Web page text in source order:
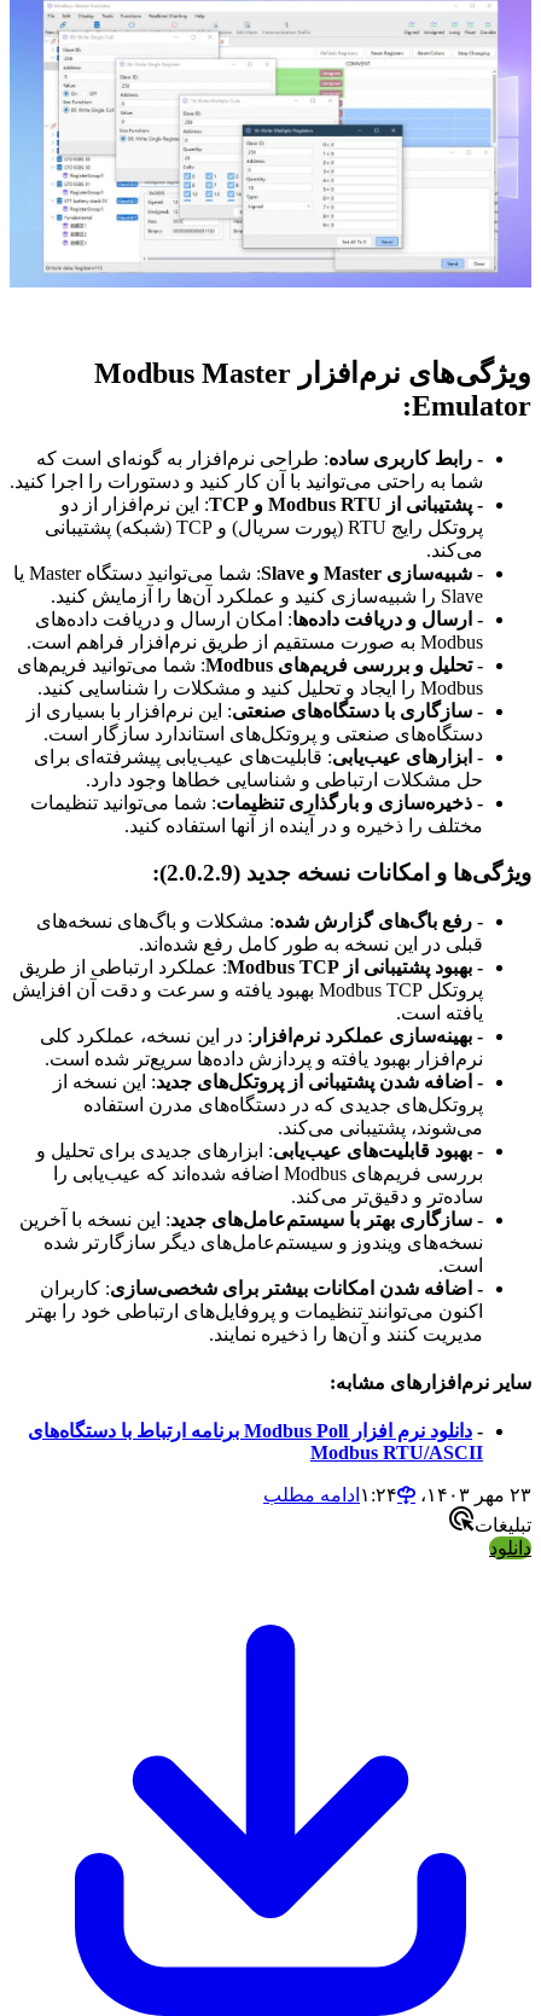
ویژگی‌های نرم‌افزار Modbus Master
Emulator:
- رابط کاربری ساده: طراحی نرم‌افزار به گونه‌ای است که
شما به راحتی می‌توانید با آن کار کنید و دستورات را اجرا کنید.
- پشتیبانی از Modbus RTU و TCP
: این نرم‌افزار از دو
پروتکل رایج RTU (پورت سریال) و TCP (شبکه) پشتیبانی
می‌کند.
- شبیه‌سازی Master و Slave
: شما می‌توانید دستگاه Master یا
Slave را شبیه‌سازی کنید و عملکرد آن‌ها را آزمایش کنید.
- ارسال و دریافت داده‌ها: امکان ارسال و دریافت داده‌های
Modbus به صورت مستقیم از طریق نرم‌افزار فراهم است.
- تحلیل و بررسی فریم‌های Modbus
: شما می‌توانید فریم‌های
Modbus را ایجاد و تحلیل کنید و مشکلات را شناسایی کنید.
- سازگاری با دستگاه‌های صنعتی: این نرم‌افزار با بسیاری از
دستگاه‌های صنعتی و پروتکل‌های استاندارد سازگار است.
- ابزارهای عیب‌یابی: قابلیت‌های عیب‌یابی پیشرفته‌ای برای
حل مشکلات ارتباطی و شناسایی خطاها وجود دارد.
- ذخیره‌سازی و بارگذاری تنظیمات: شما می‌توانید تنظیمات
مختلف را ذخیره و در آینده از آنها استفاده کنید.
ویژگی‌ها و امکانات نسخه جدید (2.0.2.9):
- رفع باگ‌های گزارش شده: مشکلات و باگ‌های نسخه‌های
قبلی در این نسخه به طور کامل رفع شده‌اند.
- بهبود پشتیبانی از Modbus TCP
: عملکرد ارتباطی از طریق
پروتکل Modbus TCP بهبود یافته و سرعت و دقت آن افزایش
یافته است.
- بهینه‌سازی عملکرد نرم‌افزار : در این نسخه، عملکرد کلی
نرم‌افزار بهبود یافته و پردازش داده‌ها سریع‌تر شده است.
- اضافه شدن پشتیبانی از پروتکل‌های جدید: این نسخه از
پروتکل‌های جدیدی که در دستگاه‌های مدرن استفاده
می‌شوند، پشتیبانی می‌کند.
- بهبود قابلیت‌های عیب‌یابی: ابزارهای جدیدی برای تحلیل و
بررسی فریم‌های Modbus اضافه شده‌اند که عیب‌یابی را
ساده‌تر و دقیق‌تر می‌کند.
- سازگاری بهتر با سیستم‌عامل‌های جدید: این نسخه با آخرین
نسخه‌های ویندوز و سیستم‌عامل‌های دیگر سازگارتر شده
است.
- اضافه شدن امکانات بیشتر برای شخصی‌سازی: کاربران
اکنون می‌توانند تنظیمات و پروفایل‌های ارتباطی خود را بهتر
مدیریت کنند و آن‌ها را ذخیره نمایند.
سایر نرم‌افزارهای مشابه:
-
دانلود نرم افزار Modbus Poll برنامه ارتباط با دستگاه‌های
Modbus RTU/ASCII
۲۳ مهر ۱۴۰۳،‏ ۱:۲۴
ادامه مطلب
تبلیغات
دانلود